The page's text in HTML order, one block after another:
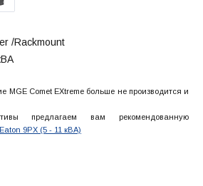
/Rackmount
MGE Comet EXtreme больше не производится и
предлагаем вам рекомендованную
Eaton 9PX (5 - 11 кВА)